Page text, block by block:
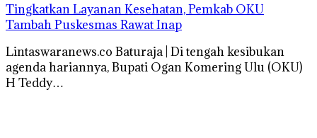
Tingkatkan Layanan Kesehatan, Pemkab OKU
Tambah Puskesmas Rawat Inap
Lintaswaranews.co Baturaja | Di tengah kesibukan
agenda hariannya, Bupati Ogan Komering Ulu (OKU)
H Teddy…